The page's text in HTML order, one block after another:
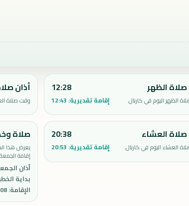
صلاة الظهر
الظهر اليوم في كارنال.
12:28
إقامة تقديرية: 12:43
أذان
وقت صلاة
صلاة العشاء
العشاء اليوم في كارنال.
20:38
إقامة تقديرية: 20:53
صلاة
يعرض هذا
إقامة
أذان
بداية
الإقامة: